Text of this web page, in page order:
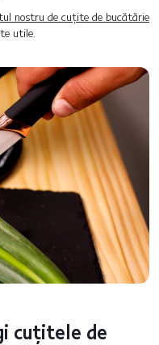
nostru de cuțite de bucătărie
utile.
cuțitele de